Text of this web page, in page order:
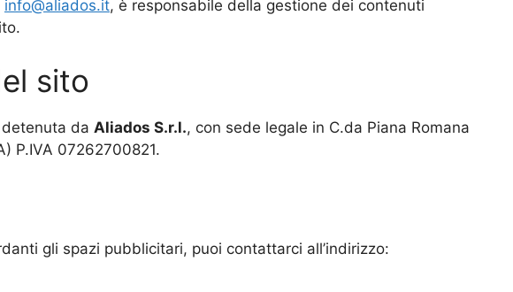
info@aliados.it, è responsabile della gestione dei contenuti
sito
da Aliados S.r.l., con sede legale in C.da Piana Romana
P.IVA 07262700821.
gli spazi pubblicitari, puoi contattarci all’indirizzo: